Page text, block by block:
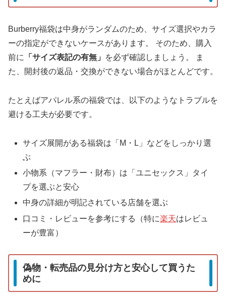
Burberry福袋は中身がランダムのため、サイズ選択やカラ
ーの指定ができないケースがあります。 そのため、購入
前に
「サイズ表記の有無」
を必ず確認しましょう。 ま
た、開封後の返品・交換ができない場合がほとんどです。
たとえばアパレル系の福袋では、以下のようなトラブルを
避ける工夫が必要です。
サイズ展開がある福袋は「M・L」などをしっかり選
ぶ
小物系（マフラー・財布）は「ユニセックス」タイ
プを選ぶと安心
中身の詳細が明記されている店舗を選ぶ
口コミ・レビューを参考にする（特に楽天はレビュ
ーが豊富）
偽物・転売品の見分け方と安心して買うた
めに